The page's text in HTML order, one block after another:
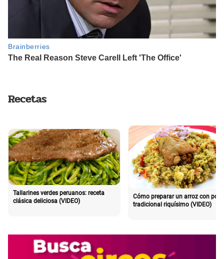
Recetas
Tallarines verdes peruanos: receta
clásica deliciosa (VIDEO)
Cómo preparar un arroz con pollo
tradicional riquísimo (VIDEO)